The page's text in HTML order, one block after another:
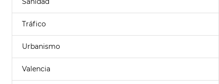
Tráfico
Urbanismo
Valencia